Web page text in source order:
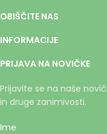
OBIŠČITE NAS
INFORMACIJE
PRIJAVA NA NOVIČKE
Prijavite se na naše
in druge zanimivosti.
Ime